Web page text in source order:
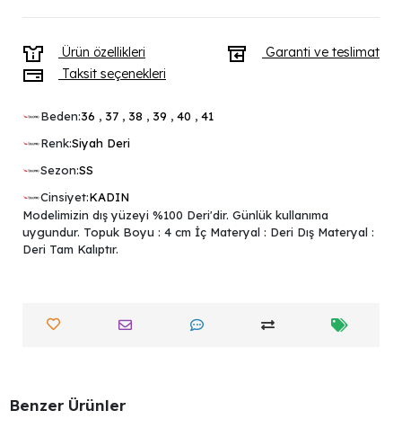
Ürün özellikleri
Garanti ve teslimat
Taksit seçenekleri
Beden:36 , 37 , 38 , 39 , 40 , 41
Renk:Siyah Deri
Sezon:SS
Cinsiyet:KADIN
Modelimizin dış yüzeyi %100 Deri'dir. Günlük kullanıma
uygundur. Topuk Boyu : 4 cm İç Materyal : Deri Dış Materyal :
Deri Tam Kalıptır.
Benzer Ürünler